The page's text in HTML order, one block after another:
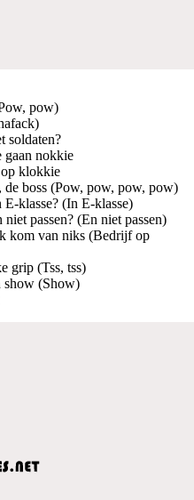
pow)
soldaten?
gaan nokkie
klokkie
boss (Pow, pow, pow, pow)
klasse? (In E-klasse)
passen? (En niet passen)
kom van niks (Bedrijf op
grip (Tss, tss)
show (Show)